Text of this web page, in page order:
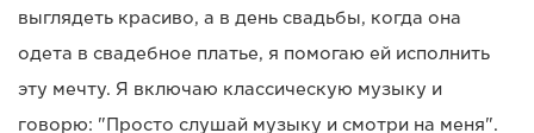
выглядеть красиво, а в день свадьбы, когда она
одета в свадебное платье, я помогаю ей исполнить
эту мечту. Я включаю классическую музыку и
говорю: "Просто слушай музыку и смотри на меня".